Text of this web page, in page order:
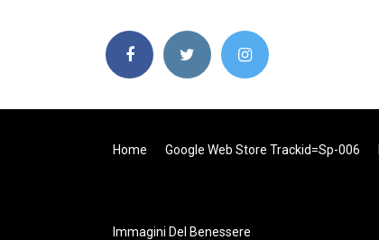
Home Google Web Store Trackid=sp-006
Immagini Del Benessere